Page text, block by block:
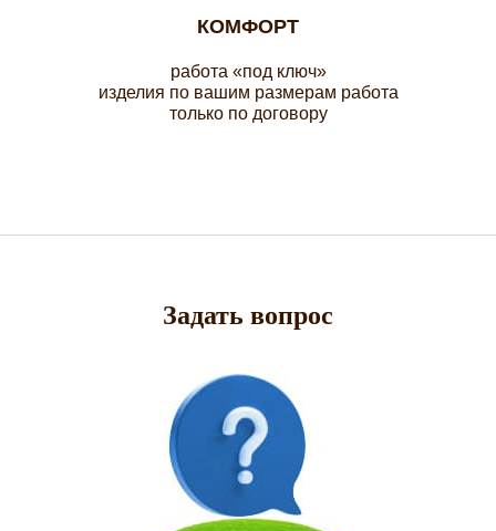
КОМФОРТ
работа «под ключ»
изделия по вашим размерам работа
только по договору
Задать вопрос